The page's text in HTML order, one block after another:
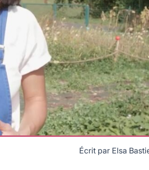
Écrit par Elsa